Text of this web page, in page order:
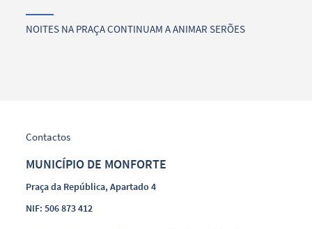
NOITES NA PRAÇA CONTINUAM A ANIMAR SERÕES
Contactos
MUNICÍPIO DE MONFORTE
Praça da República, Apartado 4
NIF: 506 873 412